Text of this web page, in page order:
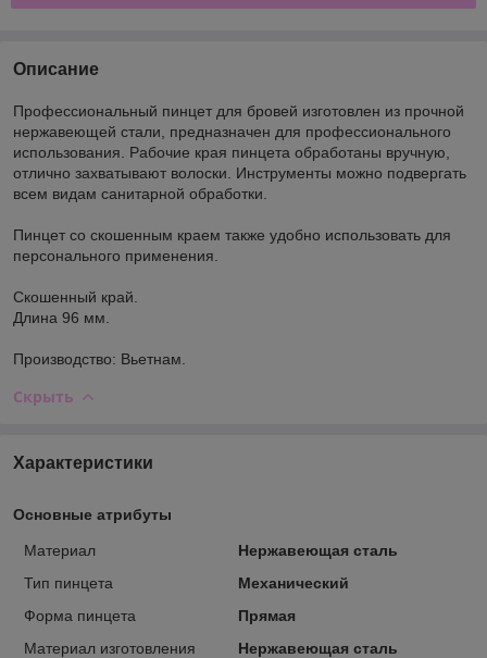
Описание
Профессиональный пинцет для бровей изготовлен из прочной
нержавеющей стали, предназначен для профессионального
использования. Рабочие края пинцета обработаны вручную,
отлично захватывают волоски. Инструменты можно подвергать
всем видам санитарной обработки.
Пинцет со скошенным краем также удобно использовать для
персонального применения.
Скошенный край.
Длина 96 мм.
Производство: Вьетнам.
Скрыть
Характеристики
Основные атрибуты
Материал
Нержавеющая сталь
Тип пинцета
Механический
Форма пинцета
Прямая
Материал изготовления
Нержавеющая сталь